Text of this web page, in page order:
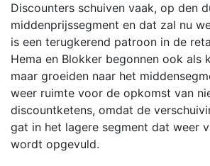
Discounters schuiven vaak, op den
middenprijssegment en dat zal nu
is een terugkerend patroon in de
Hema en Blokker begonnen ook als
maar groeiden naar het
weer ruimte voor de opkomst van
discountketens, omdat de
gat in het lagere segment dat weer
wordt opgevuld.